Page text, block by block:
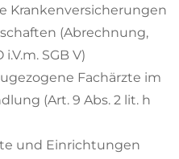
Krankenversicherungen
(Abrechnung,
i.V.m. SGB V)
Fachärzte im
(Art. 9 Abs. 2 lit. h
und Einrichtungen